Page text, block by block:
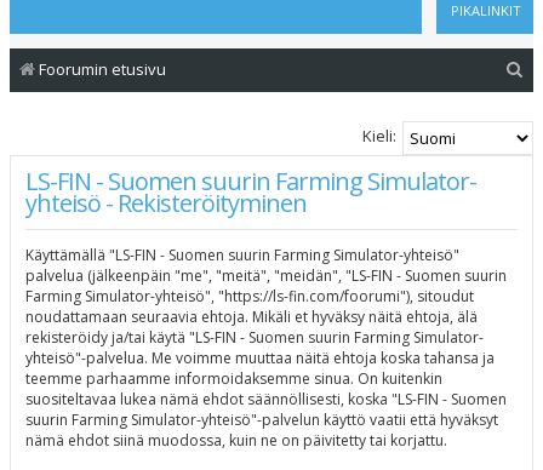
PIKALINKIT
Foorumin etusivu
s
Kieli:
LS-FIN - Suomen suurin Farming Simulator-
yhteisö - Rekisteröityminen
Käyttämällä "LS-FIN - Suomen suurin Farming Simulator-yhteisö"
palvelua (jälkeenpäin "me", "meitä", "meidän", "LS-FIN - Suomen suurin
Farming Simulator-yhteisö", "https://ls-fin.com/foorumi"), sitoudut
noudattamaan seuraavia ehtoja. Mikäli et hyväksy näitä ehtoja, älä
rekisteröidy ja/tai käytä "LS-FIN - Suomen suurin Farming Simulator-
yhteisö"-palvelua. Me voimme muuttaa näitä ehtoja koska tahansa ja
teemme parhaamme informoidaksemme sinua. On kuitenkin
suositeltavaa lukea nämä ehdot säännöllisesti, koska "LS-FIN - Suomen
suurin Farming Simulator-yhteisö"-palvelun käyttö vaatii että hyväksyt
nämä ehdot siinä muodossa, kuin ne on päivitetty tai korjattu.